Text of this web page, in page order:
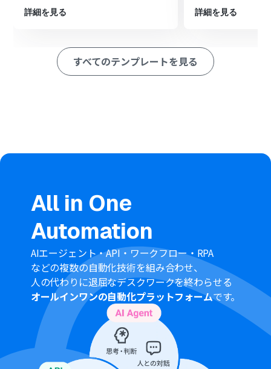
※「トリガー」：フロー起動のきっかけとなるアクション、「オ
■このワークフローのカスタムポイント
連携するGoogleフォームは、請求書作成に必要な項目
Googleフォームをトリガーとして使用した際の回答内容
を取得する方法は「 Googleフォームトリガーで、回答内
容を取得する方法」を参照ください。
トリガーの発動間隔は5分、10分、15分、30分、60分か
ら選択できます。
プランによって最短の発動間隔が異なりますのでご注意く
ださい。
データコネクト機能を使用して、Misocaの情報をYoomの
データベースと同期します。データコネクト機能について
は、「
データコネクト機能について
」をご参照くださ
い。
詳細を見る 詳細を見る
すべてのテンプレートを見る
All in One
Automation
AIエージェント・API・ワークフロー・RPA
などの複数の自動化技術を組み合わせ、
人の代わりに退屈なデスクワークを終わらせる
オールインワンの自動化プラットフォームです。